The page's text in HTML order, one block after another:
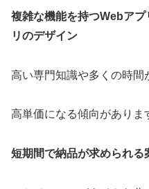
複雑な機能を持つWebア
リのデザイン
高い専門知識や多くの時間
高単価になる傾向がありま
短期間で納品が求められる